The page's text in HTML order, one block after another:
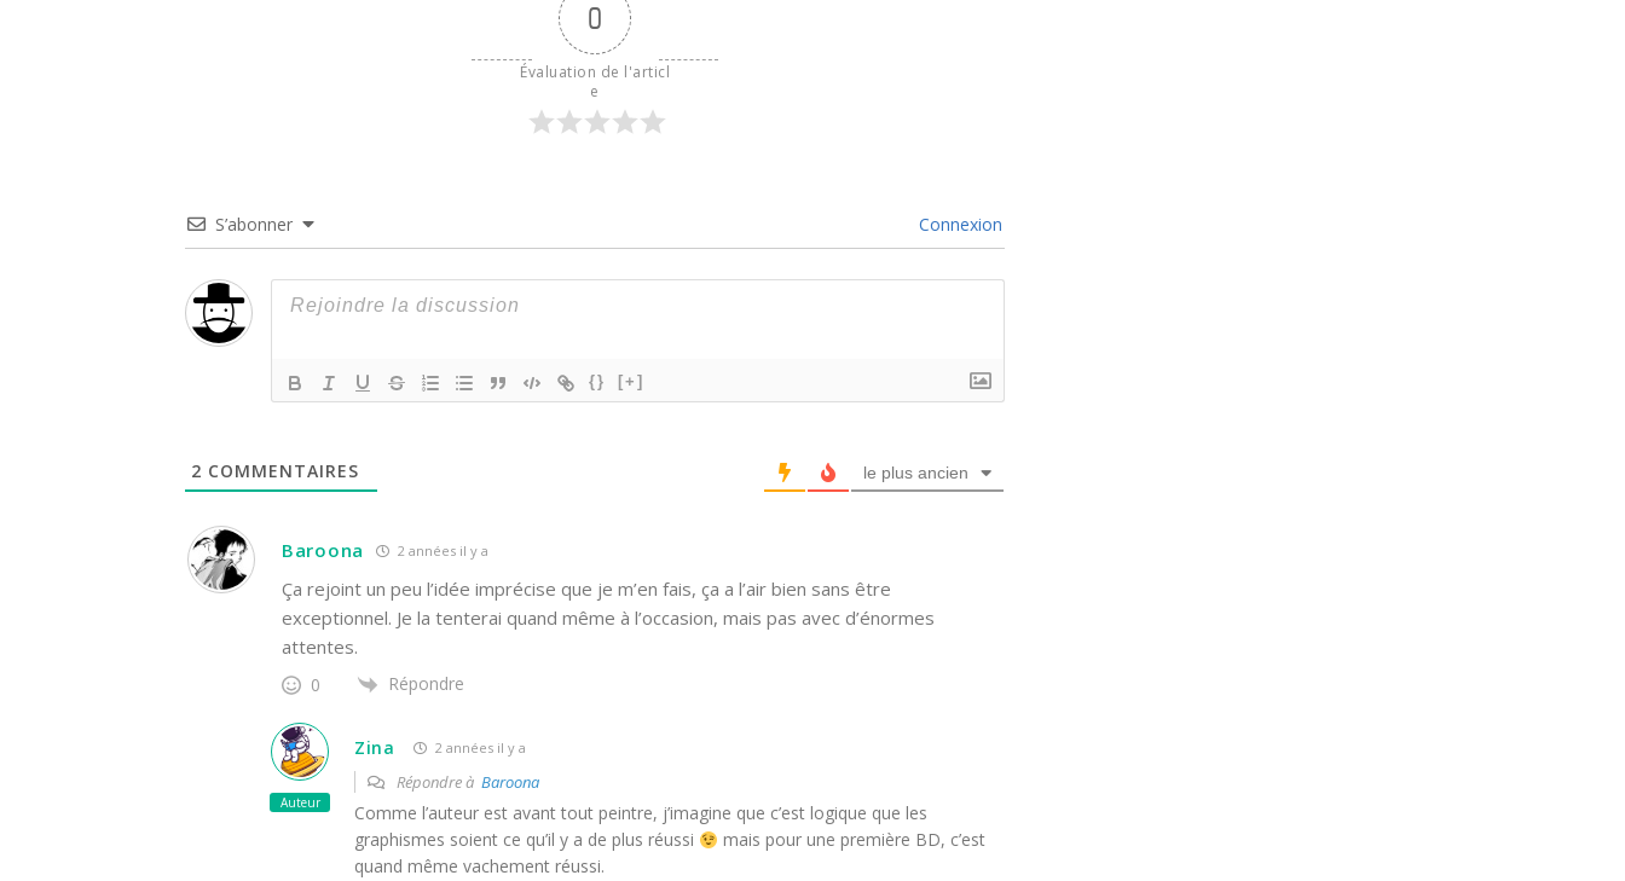
0
Évaluation de l'articl
e
S’abonner Connexion
{} [+]
2 COMMENTAIRES le plus ancien
Baroona 2 années il y a
Ça rejoint un peu l’idée imprécise que je m’en fais, ça a l’air bien sans être
exceptionnel. Je la tenterai quand même à l’occasion, mais pas avec d’énormes
attentes.
0 Répondre
Auteur
Zina 2 années il y a
Répondre à Baroona
Comme l’auteur est avant tout peintre, j’imagine que c’est logique que les
graphismes soient ce qu’il y a de plus réussi
mais pour une première BD, c’est
quand même vachement réussi.